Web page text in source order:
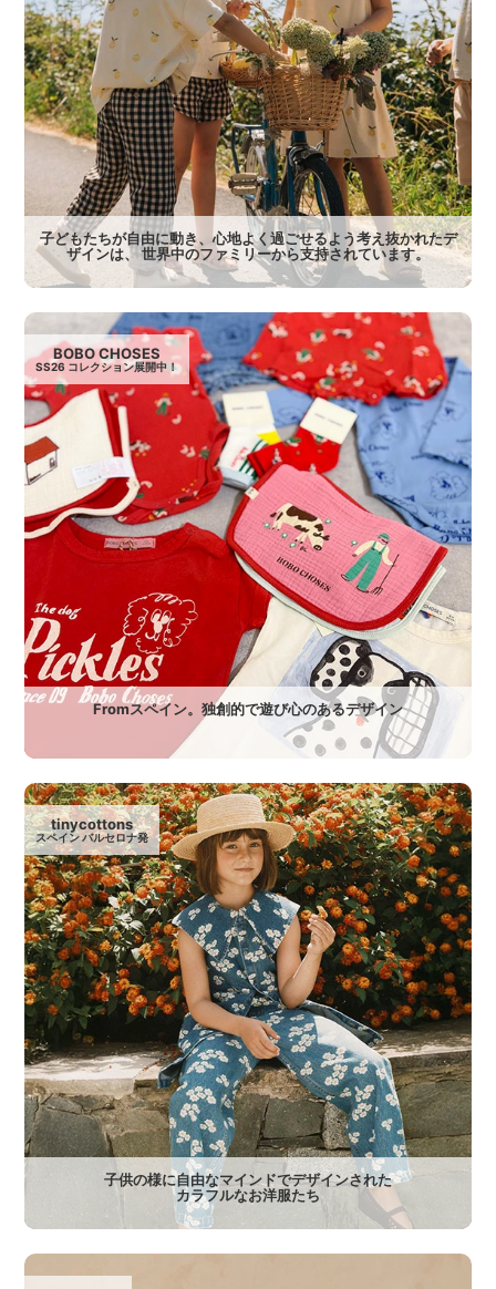
子どもたちが自由に動き、心地よく過ごせるよう考え抜かれたデ
ザインは、 世界中のファミリーから支持されています。
BOBO CHOSES
SS26 コレクション展開中！
Fromスペイン。独創的で遊び心のあるデザイン
tinycottons
スペイン バルセロナ発
子供の様に自由なマインドでデザインされた
カラフルなお洋服たち